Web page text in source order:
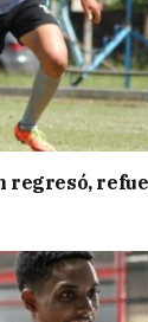
regresó,